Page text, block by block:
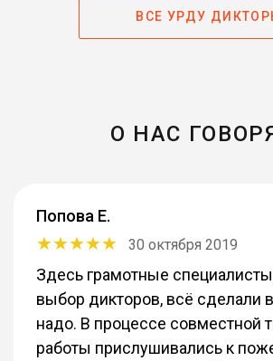
ВСЕ УРДУ
О НАС
Попова Е.
30 октября 2019
Здесь грамотные
выбор дикторов, всё сделали
надо. В процессе совместной
работы прислушивались к